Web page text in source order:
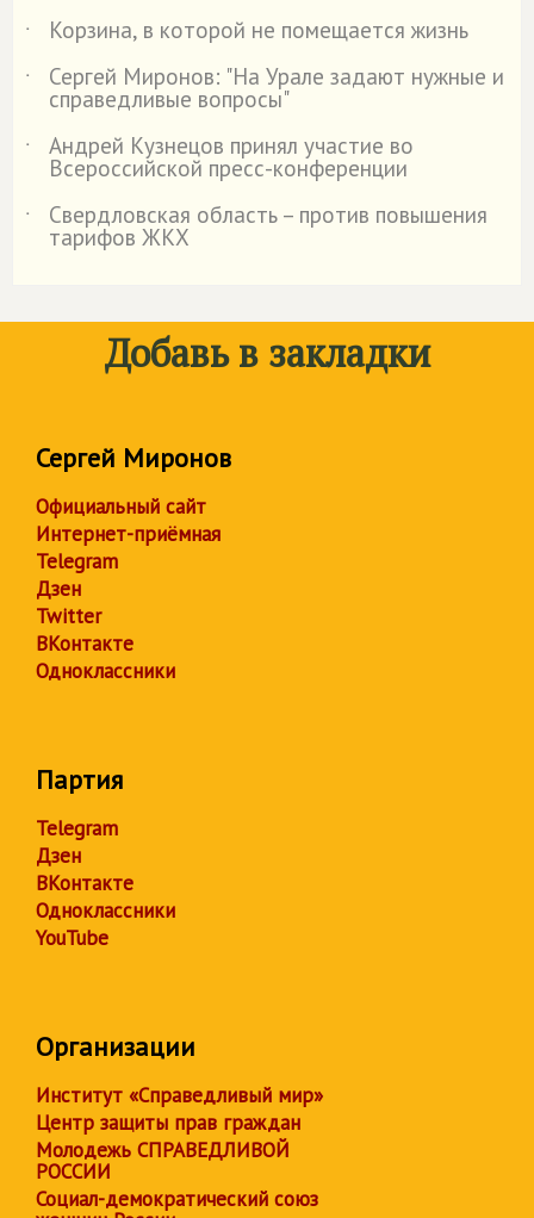
˙
Корзина, в которой не помещается жизнь
˙
Сергей Миронов: "На Урале задают нужные и
справедливые вопросы"
˙
Андрей Кузнецов принял участие во
Всероссийской пресс-конференции
˙
Свердловская область – против повышения
тарифов ЖКХ
Добавь в закладки
Сергей Миронов
Официальный сайт
Интернет-приёмная
Telegram
Дзен
Twitter
ВКонтакте
Одноклассники
Партия
Telegram
Дзен
ВКонтакте
Одноклассники
YouTube
Организации
Институт «Справедливый мир»
Центр защиты прав граждан
Молодежь СПРАВЕДЛИВОЙ
РОССИИ
Социал-демократический союз